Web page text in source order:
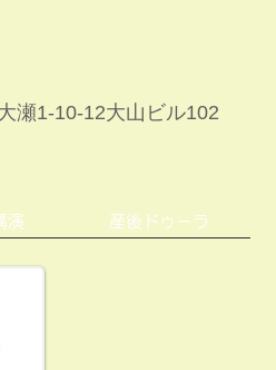
瀬1-10-12大山ビル102
演 産後ドゥーラ